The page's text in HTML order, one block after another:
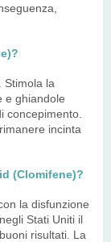
Stimola la
e ghiandole
concepimento.
incinta
(Clomifene)?
la disfunzione
Stati Uniti il
risultati. La